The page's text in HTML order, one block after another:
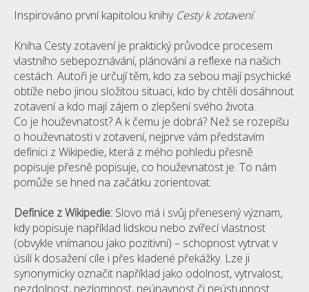
Inspirováno první kapitolou knihy Cesty k zotavení.
Kniha Cesty zotavení je praktický průvodce procesem
vlastního sebepoznávání, plánování a reflexe na našich
cestách. Autoři je určují těm, kdo za sebou mají psychické
obtíže nebo jinou složitou situaci, kdo by chtěli dosáhnout
zotavení a kdo mají zájem o zlepšení svého života.
Co je houževnatost? A k čemu je dobrá? Než se rozepíšu
o houževnatosti v zotavení, nejprve vám představím
definici z Wikipedie, která z mého pohledu přesně
popisuje přesně popisuje, co houževnatost je. To nám
pomůže se hned na začátku zorientovat.
Definice z Wikipedie: Slovo má i svůj přenesený význam,
kdy popisuje například lidskou nebo zvířecí vlastnost
(obvykle vnímanou jako pozitivní) – schopnost vytrvat v
úsilí k dosažení cíle i přes kladené překážky. Lze ji
synonymicky označit například jako odolnost, vytrvalost,
nezdolnost, nezlomnost, neúnavnost či neústupnost.